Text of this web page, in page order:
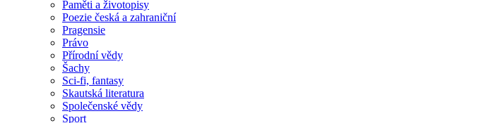
Paměti a životopisy
Poezie česká a zahraniční
Pragensie
Právo
Přírodní vědy
Šachy
Sci-fi, fantasy
Skautská literatura
Společenské vědy
Sport